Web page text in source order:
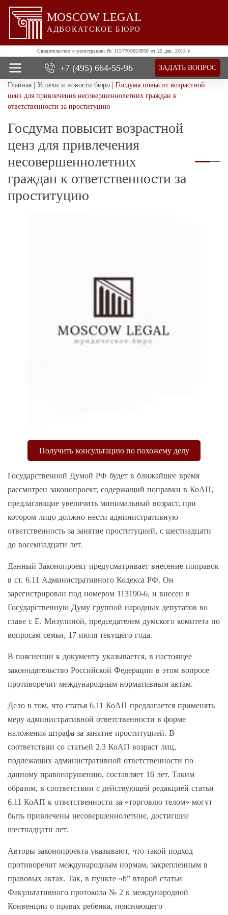
MOSCOW LEGAL
АДВОКАТСКОЕ БЮРО
Свидетельство о регистрации:№ 1157700020950 от 25 дек. 2015 г.
О нас
Все услуги
Отзывы
Контакты
+7 (495) 664-55-96 ЗАДАТЬ ВОПРОС
Главная Успехи и новости бюро
Госдума повысит возрастной
ценз для привлечения несовершеннолетних граждан к
ответственности за проституцию
Госдума повысит возрастной
ценз для привлечения
несовершеннолетних
граждан к ответственности за
проституцию
Получить консультацию по похожему делу
Государственной Думой РФ будет в ближайшее время
рассмотрен законопроект, содержащий поправки в КоАП,
предлагающие увеличить минимальный возраст, при
котором лицо должно нести административную
ответственность за занятие проституцией, с шестнадцати
до восемнадцати лет.
Данный Законопроект предусматривает внесение поправок
в ст. 6.11 Административного Кодекса РФ. Он
зарегистрирован под номером 113190-6, и внесен в
Государственную Думу группой народных депутатов во
главе с Е. Мизулиной, председателем думского комитета по
вопросам семьи, 17 июля текущего года.
В пояснении к документу указывается, в настоящее
законодательство Российской Федерации в этом вопросе
противоречит международным нормативным актам.
Дело в том, что статья 6.11 КоАП предлагается применять
меру административной ответственности в форме
наложения штрафа за занятие проституцией. В
соответствии со статьей 2.3 КоАП возраст лиц,
подлежащих административной ответственности по
данному правонарушению, составляет 16 лет. Таким
образом, в соответствии с действующей редакцией статьи
6.11 КоАП к ответственности за «торговлю телом» могут
быть привлечены несовершеннолетние, достигшие
шестнадцати лет.
Авторы законопроекта указывают, что такой подход
противоречит международным нормам, закрепленным в
правовых актах. Так, в пункте «b” второй статьи
Факультативного протокола № 2 к международной
Конвенции о правах ребенка, поясняющего